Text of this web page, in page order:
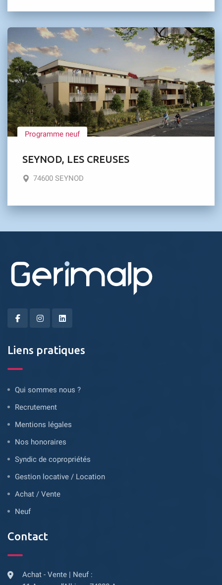
Programme neuf
SEYNOD, LES CREUSES
74600 SEYNOD
Liens pratiques
Qui sommes nous ?
Recrutement
Mentions légales
Nos honoraires
Syndic de copropriétés
Gestion locative / Location
Achat / Vente
Neuf
Contact
Achat - Vente | Neuf :